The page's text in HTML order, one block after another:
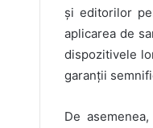
și editorilor
aplicarea de
dispozitivele
garanții
De